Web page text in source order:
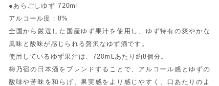
●あらごしゆず 720ml
アルコール度：8%
全国から厳選した国産ゆず果汁を使用し、ゆず特有の爽やかな
風味と酸味が感じられる贅沢なゆず酒です。
使用しているゆず果汁は、720mLあたり約8個分。
梅乃宿の日本酒をブレンドすることで、アルコール感とゆずの
酸味や苦味を和らげ、果実感をより感じやすく、口あたりのよ